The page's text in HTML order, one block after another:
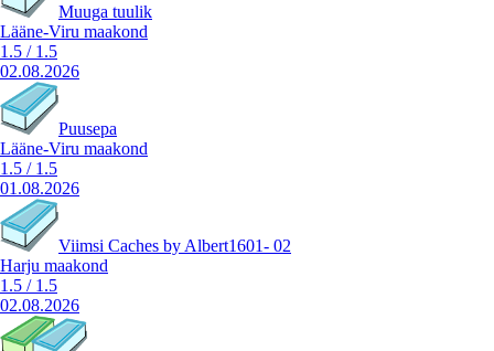
Muuga tuulik
Lääne-Viru maakond
1.5 / 1.5
02.08.2026
Puusepa
Lääne-Viru maakond
1.5 / 1.5
01.08.2026
Viimsi Caches by Albert1601- 02
Harju maakond
1.5 / 1.5
02.08.2026